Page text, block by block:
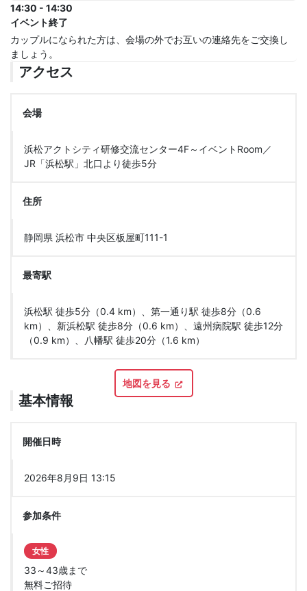
14:30 - 14:30
イベント終了
カップルになられた方は、会場の外でお互いの連絡先をご交換し
ましょう。
アクセス
会場
浜松アクトシティ研修交流センター4F～イベントRoom／
JR「浜松駅」北口より徒歩5分
住所
静岡県 浜松市 中央区板屋町111-1
最寄駅
浜松駅 徒歩5分（0.4 km）、第一通り駅 徒歩8分（0.6
km）、新浜松駅 徒歩8分（0.6 km）、遠州病院駅 徒歩12分
（0.9 km）、八幡駅 徒歩20分（1.6 km）
地図を見る
基本情報
開催日時
2026年8月9日 13:15
参加条件
女性
33～43歳まで
無料ご招待